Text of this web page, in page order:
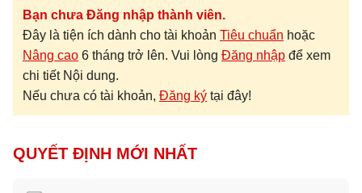
Bạn chưa Đăng nhập thành viên.
Đây là tiện ích dành cho tài khoản Tiêu chuẩn hoặc
Nâng cao 6 tháng trở lên. Vui lòng Đăng nhập để xem
chi tiết Nội dung.
Nếu chưa có tài khoản, Đăng ký tại đây!
QUYẾT ĐỊNH MỚI NHẤT